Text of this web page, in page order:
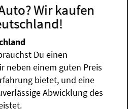
Wir kaufen
Du einen
neben einem guten Preis
bietet, und eine
Abwicklung des